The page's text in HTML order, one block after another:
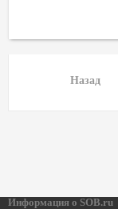
Назад
Информация о SOB.ru